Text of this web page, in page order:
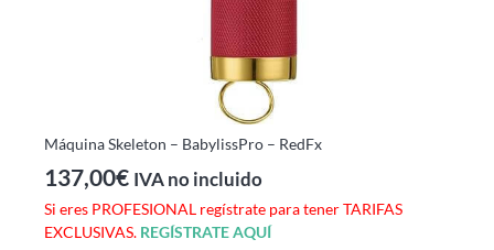
Máquina Skeleton – BabylissPro – RedFx
137,00€ IVA no incluido
Si eres PROFESIONAL regístrate para tener TARIFAS
EXCLUSIVAS. REGÍSTRATE AQUÍ